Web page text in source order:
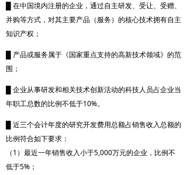
█ 在中国境内注册的企业，通过自主研发、受让、受赠、
并购等方式，对其主要产品（服务）的核心技术拥有自主
知识产权；
█ 产品或服务属于《国家重点支持的高新技术领域》的范
围；
█ 企业从事研发和相关技术创新活动的科技人员占企业当
年职工总数的比例不低于10%。
█ 近三个会计年度的研究开发费用总额占销售收入总额的
比例符合如下要求：
（1）最近一年销售收入小于5,000万元的企业，比例不
低于5%；